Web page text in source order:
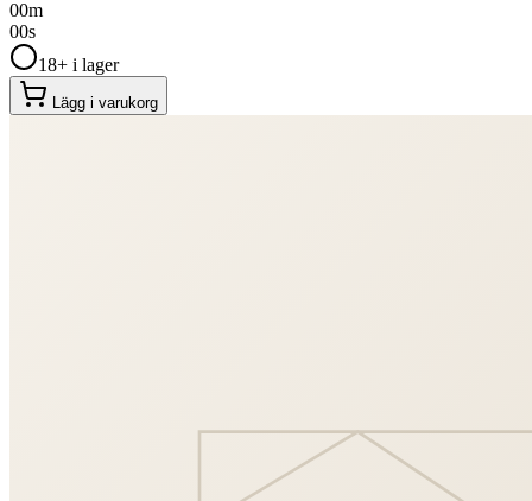
00m
00s
18+ i lager
Lägg i varukorg